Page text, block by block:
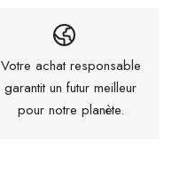
Votre achat responsable
garantit un futur meilleur
pour notre planète.